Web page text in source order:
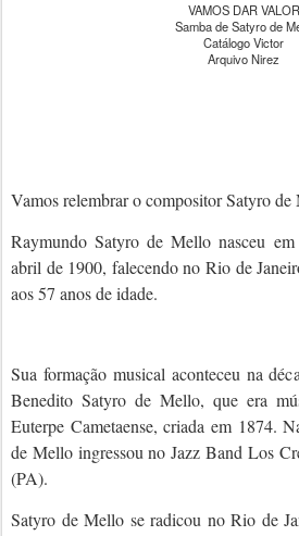
VAMOS DAR VALOR
Samba de Satyro de
Catálogo Victor
Arquivo Nirez
Vamos relembrar o compositor Satyro de
Raymundo Satyro de Mello nasceu
abril de 1900, falecendo no Rio de
aos 57 anos de idade.
Sua formação musical aconteceu na
Benedito Satyro de Mello, que era
Euterpe Cametaense, criada em 1874.
de Mello ingressou no Jazz Band Los
(PA).
Satyro de Mello se radicou no Rio de